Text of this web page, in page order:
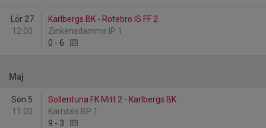
Lör 27
12:00
Karlbergs BK - Rotebro IS FF 2
Zinkensdamms IP 1
0 - 6
Maj
Sön 5
11:00
Sollentuna FK Mitt 2 - Karlbergs BK
Kärrdals BP 1
9 - 3